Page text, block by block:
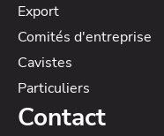
Export
Comités d'entreprise
Cavistes
Particuliers
Contact